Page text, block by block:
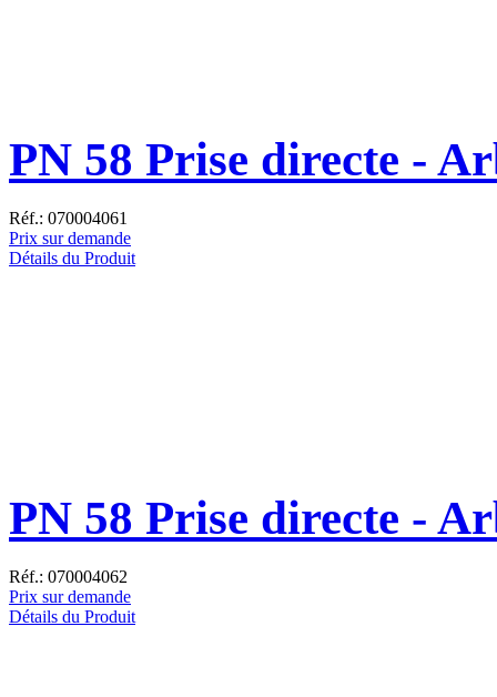
PN 58 Prise directe -
Réf.: 070004061
Prix sur demande
Détails du Produit
PN 58 Prise directe -
Réf.: 070004062
Prix sur demande
Détails du Produit